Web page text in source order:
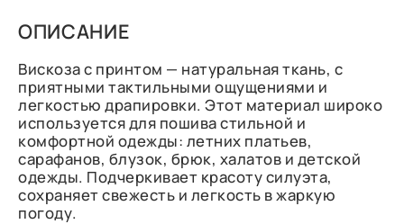
ОПИСАНИЕ
Вискоза с принтом — натуральная ткань, с
приятными тактильными ощущениями и
легкостью драпировки. Этот материал широко
используется для пошива стильной и
комфортной одежды: летних платьев,
сарафанов, блузок, брюк, халатов и детской
одежды. Подчеркивает красоту силуэта,
сохраняет свежесть и легкость в жаркую
погоду.